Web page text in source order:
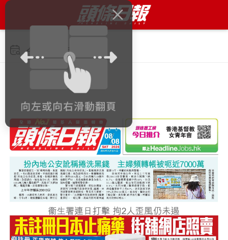
今日 2026年8月8日